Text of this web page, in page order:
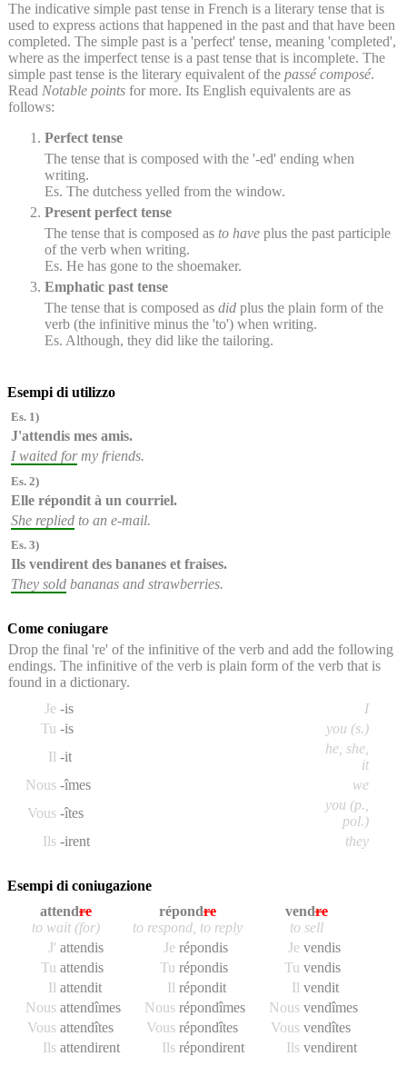
The indicative simple past tense in French is a literary tense that is
used to express actions that happened in the past and that have been
completed. The simple past is a 'perfect' tense, meaning 'completed',
where as the imperfect tense is a past tense that is incomplete. The
simple past tense is the literary equivalent of the passé composé.
Read Notable points for more. Its English equivalents are as
follows:
Perfect tense
The tense that is composed with the '-ed' ending when
writing.
Es. The dutchess yelled from the window.
Present perfect tense
The tense that is composed as to have plus the past participle
of the verb when writing.
Es. He has gone to the shoemaker.
Emphatic past tense
The tense that is composed as did plus the plain form of the
verb (the infinitive minus the 'to') when writing.
Es. Although, they did like the tailoring.
Esempi di utilizzo
Es. 1)
J'attendis mes amis.
I waited formy friends.
Es. 2)
Elle répondit à un courriel.
She replied to an e-mail.
Es. 3)
Ils vendirent des bananes et fraises.
They sold bananas and strawberries.
Come coniugare
Drop the final 're' of the infinitive of the verb and add the following
endings. The infinitive of the verb is plain form of the verb that is
found in a dictionary.
Je -is
I
Tu -is
you (s.)
Il -it
he, she,
it
Nous -îmes
we
Vous -îtes
you (p.,
pol.)
Ils -irent they
Esempi di coniugazione
attendre
to wait (for)
J' attendis
Tu attendis
Il attendit
Nous attendîmes
Vous attendîtes
Ils attendirent
répondre
to respond, to reply
Je répondis
Tu répondis
Il répondit
Nous répondîmes
Vous répondîtes
Ils répondirent
vendre
to sell
Je vendis
Tu vendis
Il vendit
Nous vendîmes
Vous vendîtes
Ils vendirent